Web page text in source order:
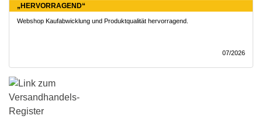
„HERVORRAGEND“
Webshop Kaufabwicklung und Produktqualität hervorragend.
07/2026